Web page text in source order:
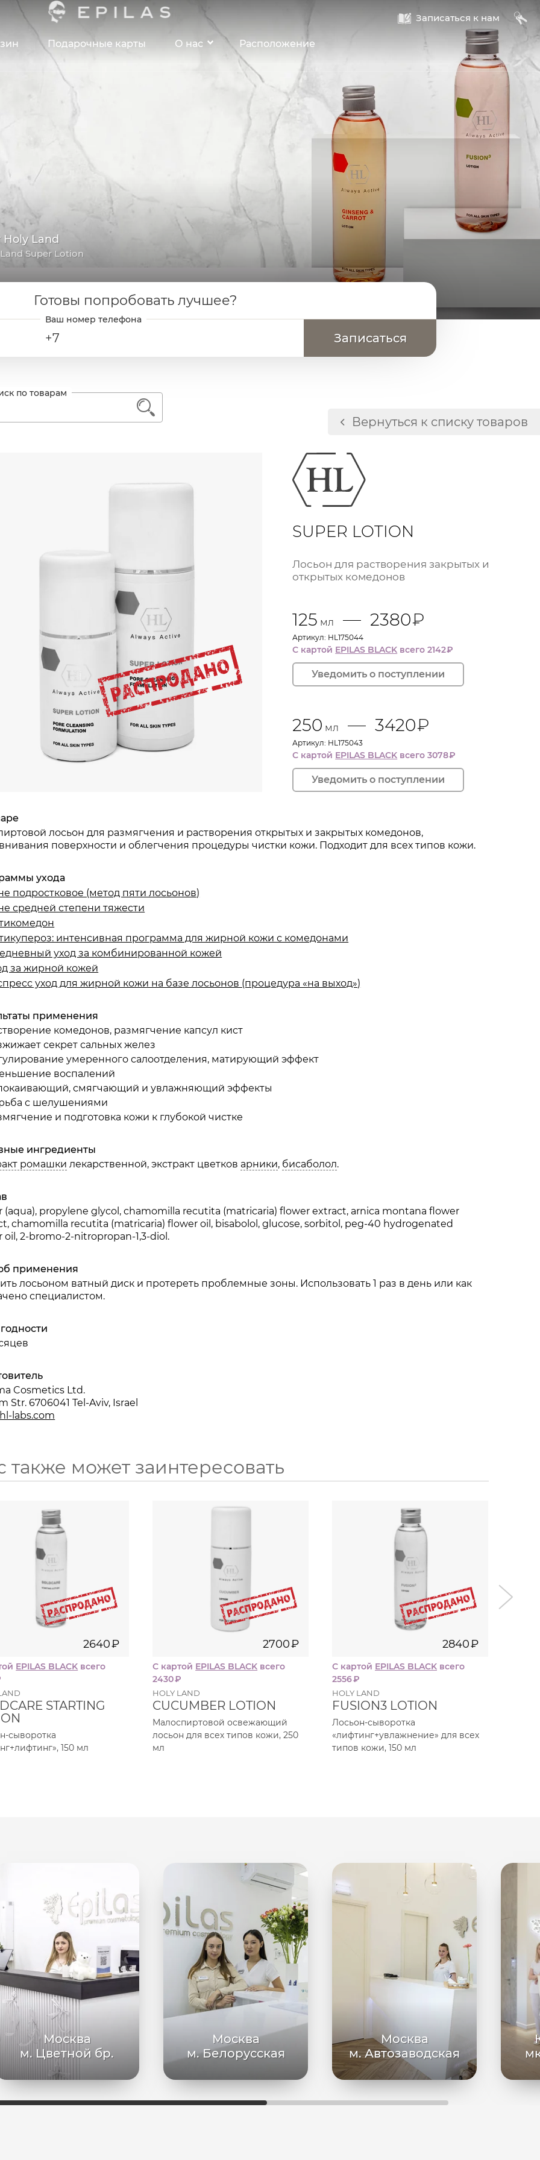
Подарочные карты О нас Расположение
A Записаться к нам B
Holy Land
Land Super Lotion
Готовы попробовать лучшее?
+7
открытых и закрытых комедонов + выравнивание текстуры кожи
Вернуться к списку товаров
1
SUPER LOTION
Лосьон для растворения закрытых и
открытых комедонов
125 мл 2380₽
Артикул: HL175044
С картой EPILAS BLACK всего 2142₽
250 мл 3420₽
Артикул: HL175043
С картой EPILAS BLACK всего 3078₽
лосьон для размягчения и растворения открытых и закрытых комедонов,
поверхности и облегчения процедуры чистки кожи. Подходит для всех типов кожи.
ухода
подростковое (метод пяти лосьонов)
средней степени тяжести
интенсивная программа для жирной кожи с комедонами
уход за комбинированной кожей
за жирной кожей
уход для жирной кожи на базе лосьонов (процедура «на выход»)
применения
комедонов, размягчение капсул кист
секрет сальных желез
умеренного салоотделения, матирующий эффект
воспалений
смягчающий и увлажняющий эффекты
с шелушениями
и подготовка кожи к глубокой чистке
ингредиенты
ромашки лекарственной, экстракт цветков арники, бисаболол.
(aqua), propylene glycol, chamomilla recutita (matricaria) flower extract, arnica montana flower
chamomilla recutita (matricaria) flower oil, bisabolol, glucose, sorbitol, peg-40 hydrogenated
oil, 2-bromo-2-nitropropan-1,3-diol.
применения
лосьоном ватный диск и протереть проблемные зоны. Использовать 1 раз в день или как
специалистом.
Cosmetics Ltd.
Str. 6706041 Tel-Aviv, Israel
labs.com
также может заинтересовать
i
2640
2640₽
EPILAS BLACK всего
STARTING
сыворотка
150 мл
2700₽
С картой EPILAS BLACK всего
2430₽
HOLY LAND
CUCUMBER LOTION
Малоспиртовой освежающий
лосьон для всех типов кожи, 250
мл
150
2840
2840₽
С картой EPILAS BLACK всего
2556₽
HOLY LAND
FUSION3 LOTION
Лосьон-сыворотка
«лифтинг+увлажнение» для всех
типов кожи, 150 мл